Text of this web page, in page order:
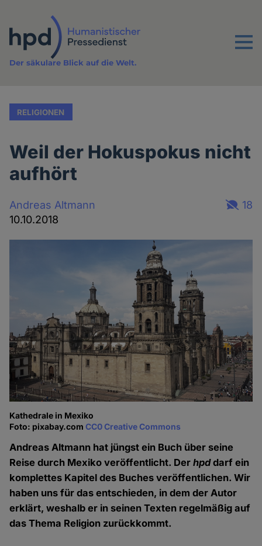
Inhalt
Menu
Der säkulare Blick auf die Welt.
RELIGIONEN
Weil der Hokuspokus nicht
aufhört
Andreas Altmann
10.10.2018
18
Kathedrale in Mexiko
Foto: pixabay.comCC0 Creative Commons
Andreas Altmann hat jüngst ein Buch über seine
Reise durch Mexiko veröffentlicht. Derhpddarf ein
komplettes Kapitel des Buches veröffentlichen. Wir
haben uns für das entschieden, in dem der Autor
erklärt, weshalb er in seinen Texten regelmäßig auf
das Thema Religion zurückkommt.